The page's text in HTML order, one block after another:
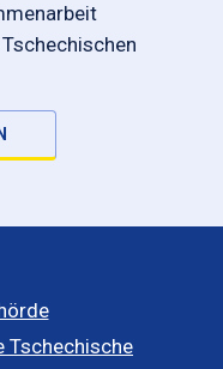
Tschechische